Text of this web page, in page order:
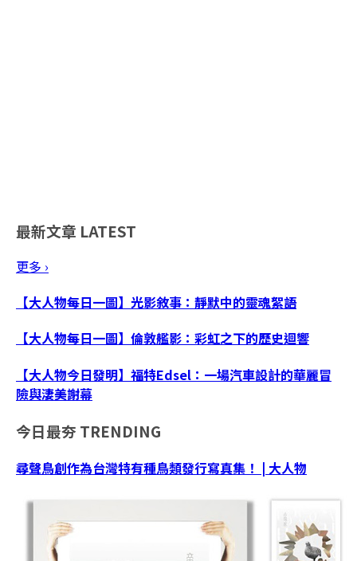
最新文章 LATEST
更多 ›
【大人物每日一圖】光影敘事：靜默中的靈魂絮語
【大人物每日一圖】倫敦艦影：彩虹之下的歷史迴響
【大人物今日發明】福特Edsel：一場汽車設計的華麗冒
險與淒美謝幕
今日最夯 TRENDING
尋聲鳥創作為台灣特有種鳥類發行寫真集！ | 大人物